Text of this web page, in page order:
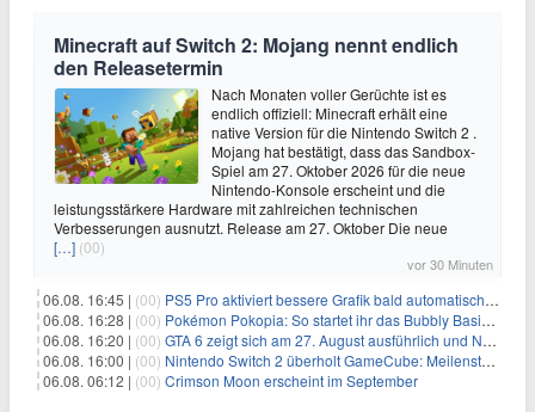
Minecraft auf Switch 2: Mojang nennt endlich
den Releasetermin
Nach Monaten voller Gerüchte ist es
endlich offiziell: Minecraft erhält eine
native Version für die Nintendo Switch 2 .
Mojang hat bestätigt, dass das Sandbox-
Spiel am 27. Oktober 2026 für die neue
Nintendo-Konsole erscheint und die
leistungsstärkere Hardware mit zahlreichen technischen
Verbesserungen ausnutzt. Release am 27. Oktober Die neue
[…] (00)
vor 30 Minuten
06.08. 16:45 | (00) PS5 Pro aktiviert bessere Grafik bald automatisch, aber das Update ist kleiner als gedacht
06.08. 16:28 | (00) Pokémon Pokopia: So startet ihr das Bubbly Basin-DLC
06.08. 16:20 | (00) GTA 6 zeigt sich am 27. August ausführlich und Netflix bekommt sechs Stunden Vorsprung
06.08. 16:00 | (00) Nintendo Switch 2 überholt GameCube: Meilenstein schon nach kurzer Zeit erreicht
06.08. 06:12 | (00) Crimson Moon erscheint im September